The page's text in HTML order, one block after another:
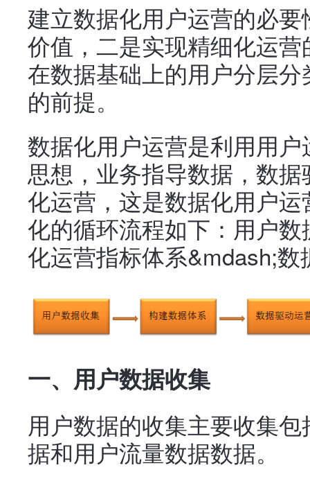
建立数据化用户运营的必
价值，二是实现精细化运
在数据基础上的用户分层
的前提。
数据化用户运营是利用用
思想，业务指导数据，数
化运营，这是数据化用户
化的循环流程如下：用户
化运营指标体系&mdash;数
一、用户数据收集
用户数据的收集主要收集
据和用户流量数据数据。